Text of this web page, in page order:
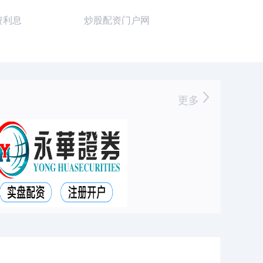
利息 炒股配资门户网
更多